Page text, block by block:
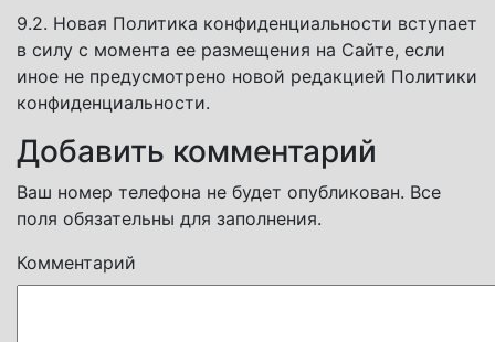
9.2. Новая Политика конфиденциальности вступает
в силу с момента ее размещения на Сайте, если
иное не предусмотрено новой редакцией Политики
конфиденциальности.
Добавить комментарий
Ваш номер телефона не будет опубликован. Все
поля обязательны для заполнения.
Комментарий